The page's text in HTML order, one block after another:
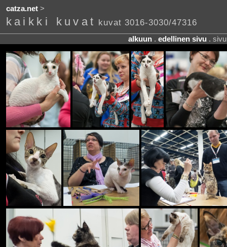
catza.net>
kaikki kuvat kuvat 3016-3030/47316
alkuun . edellinen sivu .